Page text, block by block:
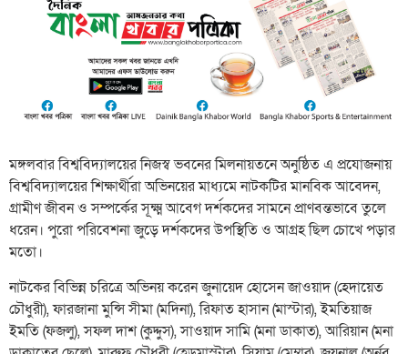
মঙ্গলবার বিশ্ববিদ্যালয়ের নিজস্ব ভবনের মিলনায়তনে অনুষ্ঠিত এ প্রযোজনায়
বিশ্ববিদ্যালয়ের শিক্ষার্থীরা অভিনয়ের মাধ্যমে নাটকটির মানবিক আবেদন,
গ্রামীণ জীবন ও সম্পর্কের সূক্ষ্ম আবেগ দর্শকদের সামনে প্রাণবন্তভাবে তুলে
ধরেন। পুরো পরিবেশনা জুড়ে দর্শকদের উপস্থিতি ও আগ্রহ ছিল চোখে পড়ার
মতো।
নাটকের বিভিন্ন চরিত্রে অভিনয় করেন জুনায়েদ হোসেন জাওয়াদ (হেদায়েত
চৌধুরী), ফারজানা মুন্সি সীমা (মদিনা), রিফাত হাসান (মাস্টার), ইমতিয়াজ
ইমতি (ফজলু), সফল দাশ (কুদ্দুস), সাওয়াদ সামি (মনা ডাকাত), আরিয়ান (মনা